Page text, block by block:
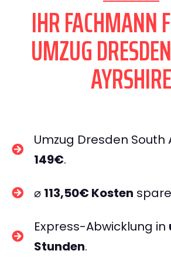
IHR FACHMANN
UMZUG
AYRSHIRE
Umzug Dresden South
149€.
⌀ 113,50€ Kosten
Express-Abwicklung in
Stunden.